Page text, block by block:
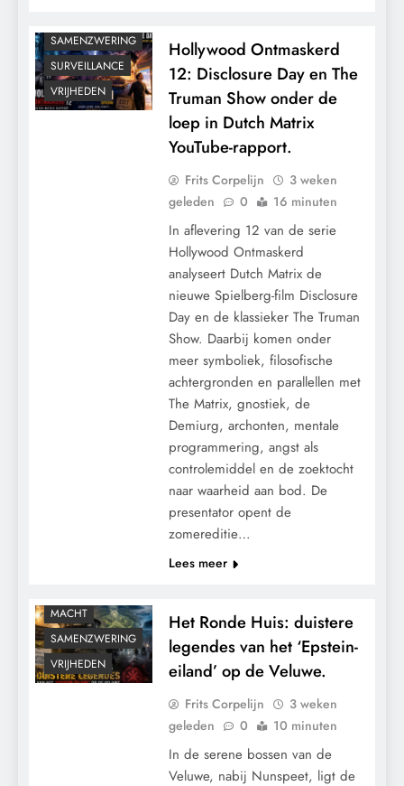
SAMENZWERING
SURVEILLANCE
VRIJHEDEN
Hollywood Ontmaskerd
12: Disclosure Day en The
Truman Show onder de
loep in Dutch Matrix
YouTube-rapport.
Frits Corpelijn
3 weken
geleden
0 16 minuten
In aflevering 12 van de serie
Hollywood Ontmaskerd
analyseert Dutch Matrix de
nieuwe Spielberg-film Disclosure
Day en de klassieker The Truman
Show. Daarbij komen onder
meer symboliek, filosofische
achtergronden en parallellen met
The Matrix, gnostiek, de
Demiurg, archonten, mentale
programmering, angst als
controlemiddel en de zoektocht
naar waarheid aan bod. De
presentator opent de
zomereditie…
Lees meer
MACHT
SAMENZWERING
VRIJHEDEN
Het Ronde Huis: duistere
legendes van het ‘Epstein-
eiland’ op de Veluwe.
Frits Corpelijn
3 weken
geleden
0 10 minuten
In de serene bossen van de
Veluwe, nabij Nunspeet, ligt de